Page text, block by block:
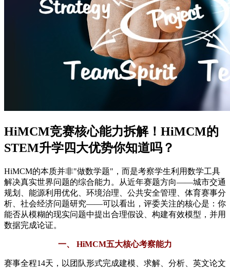
HiMCM竞赛核心能力拆解！HiMCM的
STEM升学四大优势你知道吗？
HiMCM的本质并非"做数学题"，而是考察学生利用数学工具
解决真实世界问题的综合能力。从近年赛题方向——城市交通
规划、能源利用优化、环境治理、公共安全管理、体育赛事分
析、社会经济问题研究——可以看出，评委关注的核心是：你
能否从模糊的现实问题中提出合理假设、构建有效模型，并用
数据完成论证。
一、 HiMCM五大核心考察能力
赛事全程14天，以团队形式完成建模、求解、分析、英文论文